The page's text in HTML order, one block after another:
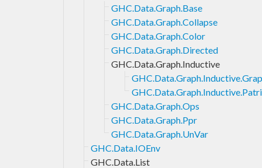
GHC.Data.Graph.Base
GHC.Data.Graph.Collapse
GHC.Data.Graph.Color
GHC.Data.Graph.Directed
GHC.Data.Graph.Inductive
GHC.Data.Graph.Ops
GHC.Data.Graph.Ppr
GHC.Data.Graph.UnVar
GHC.Data.IOEnv
GHC.Data.List